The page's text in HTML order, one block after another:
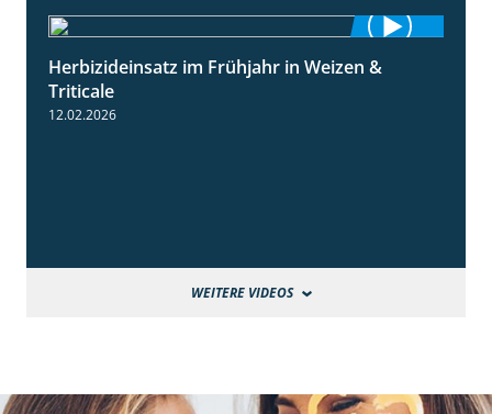
2:39
Herbizideinsatz im Frühjahr in Weizen &
Triticale
12.02.2026
WEITERE VIDEOS